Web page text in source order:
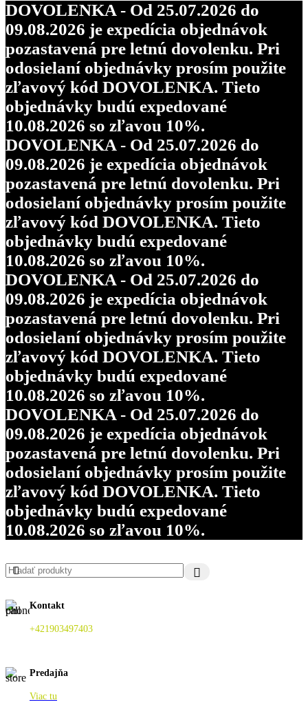
DOVOLENKA - Od 25.07.2026 do
09.08.2026 je expedícia objednávok
pozastavená pre letnú dovolenku. Pri
odosielaní objednávky prosím použite
zľavový kód DOVOLENKA. Tieto
objednávky budú expedované
10.08.2026 so zľavou 10%.
DOVOLENKA - Od 25.07.2026 do
09.08.2026 je expedícia objednávok
pozastavená pre letnú dovolenku. Pri
odosielaní objednávky prosím použite
zľavový kód DOVOLENKA. Tieto
objednávky budú expedované
10.08.2026 so zľavou 10%.
DOVOLENKA - Od 25.07.2026 do
09.08.2026 je expedícia objednávok
pozastavená pre letnú dovolenku. Pri
odosielaní objednávky prosím použite
zľavový kód DOVOLENKA. Tieto
objednávky budú expedované
10.08.2026 so zľavou 10%.
DOVOLENKA - Od 25.07.2026 do
09.08.2026 je expedícia objednávok
pozastavená pre letnú dovolenku. Pri
odosielaní objednávky prosím použite
zľavový kód DOVOLENKA. Tieto
objednávky budú expedované
10.08.2026 so zľavou 10%.
Kontakt
+421903497403
Predajňa
Viac tu